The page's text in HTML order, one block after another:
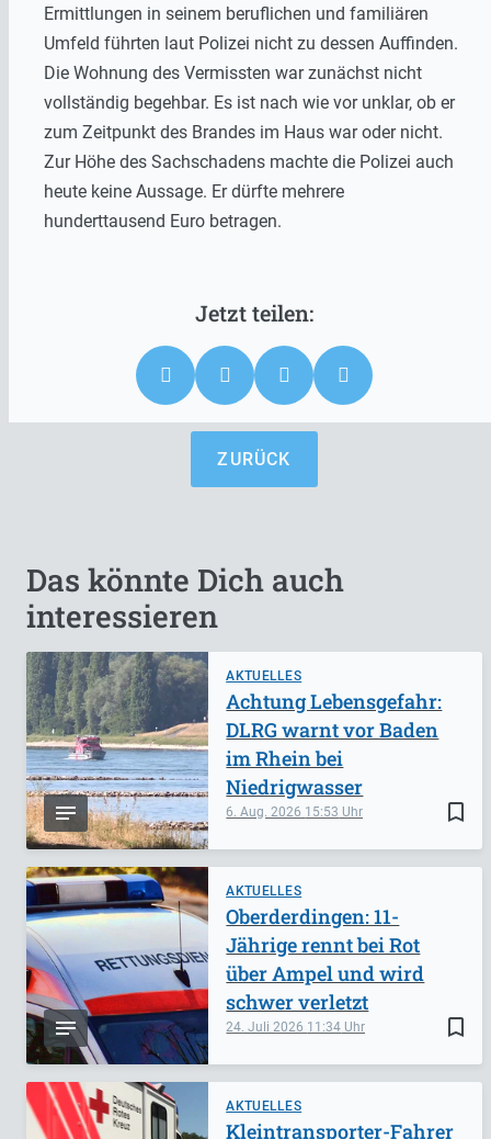
Ermittlungen in seinem beruflichen und familiären
Umfeld führten laut Polizei nicht zu dessen Auffinden.
Die Wohnung des Vermissten war zunächst nicht
vollständig begehbar. Es ist nach wie vor unklar, ob er
zum Zeitpunkt des Brandes im Haus war oder nicht.
Zur Höhe des Sachschadens machte die Polizei auch
heute keine Aussage. Er dürfte mehrere
hunderttausend Euro betragen.
ZURÜCK
Das könnte Dich auch
interessieren
AKTUELLES
bookmark_border
6. Aug. 2026 15:53
Achtung Lebensgefahr:
DLRG warnt vor Baden
im Rhein bei
Niedrigwasser
AKTUELLES
bookmark_border
24. Juli 2026 11:34
Oberderdingen: 11-
Jährige rennt bei Rot
über Ampel und wird
schwer verletzt
AKTUELLES
Kleintransporter-Fahrer